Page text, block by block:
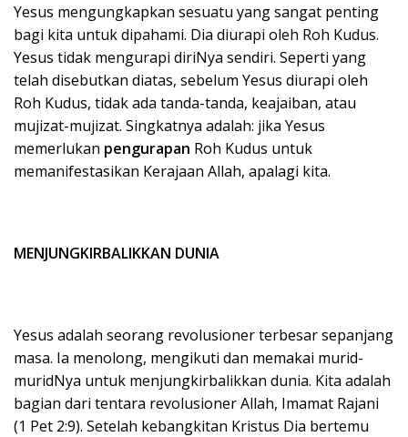
Yesus mengungkapkan sesuatu yang sangat penting
bagi kita untuk dipahami. Dia diurapi oleh Roh Kudus.
Yesus tidak mengurapi diriNya sendiri. Seperti yang
telah disebutkan diatas, sebelum Yesus diurapi oleh
Roh Kudus, tidak ada tanda-tanda, keajaiban, atau
mujizat-mujizat. Singkatnya adalah: jika Yesus
memerlukan pengurapan Roh Kudus untuk
memanifestasikan Kerajaan Allah, apalagi kita.
MENJUNGKIRBALIKKAN DUNIA
Yesus adalah seorang revolusioner terbesar sepanjang
masa. Ia menolong, mengikuti dan memakai murid-
muridNya untuk menjungkirbalikkan dunia. Kita adalah
bagian dari tentara revolusioner Allah, Imamat Rajani
(1 Pet 2:9). Setelah kebangkitan Kristus Dia bertemu